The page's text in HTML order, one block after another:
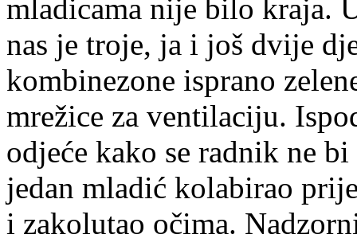
mladicama nije bilo kraja.
nas je troje, ja i još dvije
kombinezone isprano
mrežice za ventilaciju.
odjeće kako se radnik ne
jedan mladić kolabirao
i zakolutao očima.